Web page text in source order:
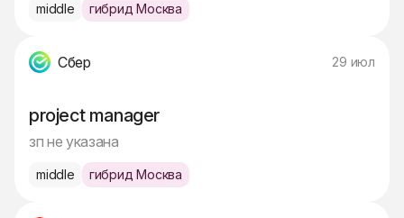
middle гибрид Москва
Сбер 29 июл
project manager
зп не указана
middle гибрид Москва